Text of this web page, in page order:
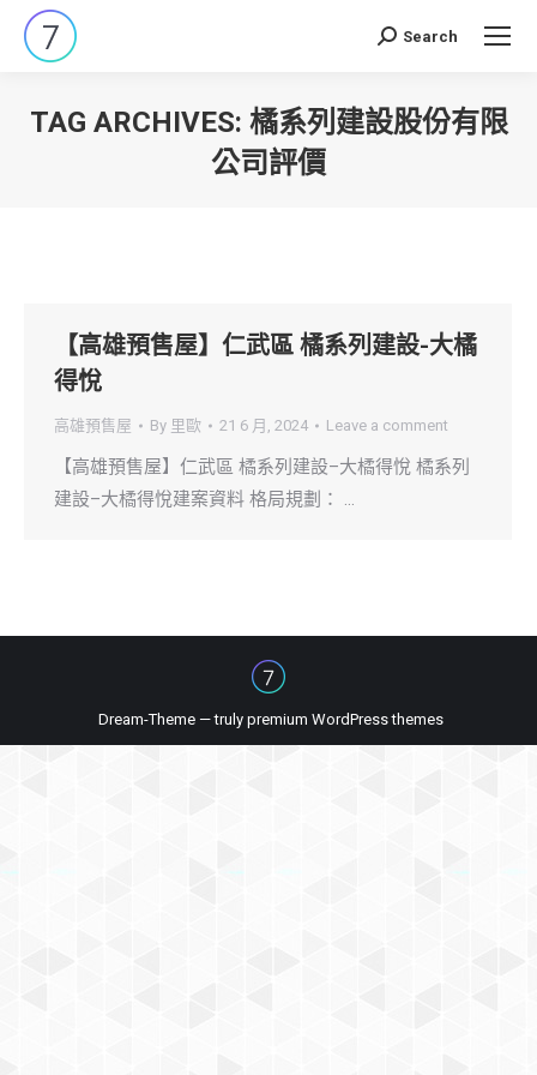
Search:
Search
TAG ARCHIVES: 橘系列建設股份有限
公司評價
【高雄預售屋】仁武區 橘系列建設-大橘
得悅
高雄預售屋 By 里歐 21 6 月, 2024 Leave a comment
【高雄預售屋】仁武區 橘系列建設–大橘得悅 橘系列
建設–大橘得悅建案資料 格局規劃： …
Dream-Theme — truly premium WordPress themes